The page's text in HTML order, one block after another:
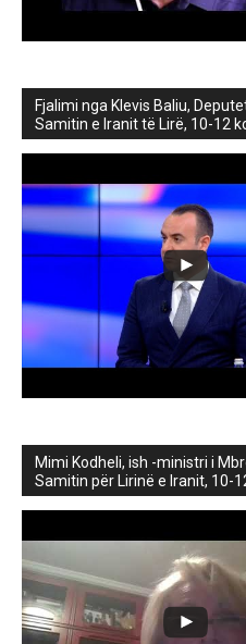
Fjalimi nga Klevis Baliu,
Samitin e Iranit të Lirë, 10-12
Mimi Kodheli, ish -ministri i
Samitin për Lirinë e Iranit, 10-